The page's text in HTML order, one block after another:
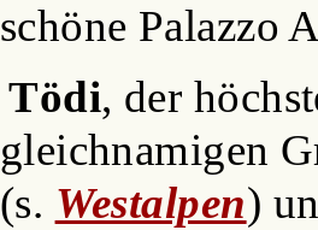
schöne Palazzo
Tödi, der
gleichnamigen
(s. Westalpen)